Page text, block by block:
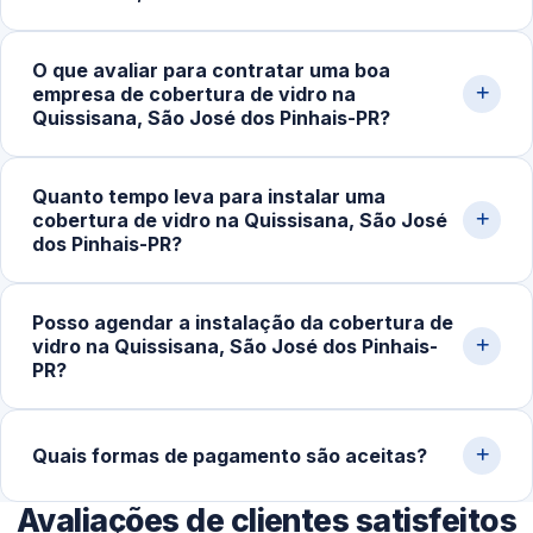
e o acompanhamento do projeto.
equipamentos apropriados para medição, ajuste e
fixação das peças, garantindo maior precisão, segurança
O que avaliar para contratar uma boa
empresa de cobertura de vidro na
Quissisana, São José dos Pinhais-PR?
materiais, o portfólio de projetos realizados e a
reputação do serviço. Solicite um orçamento claro, com
Quanto tempo leva para instalar uma
cobertura de vidro na Quissisana, São José
dos Pinhais-PR?
a 6 horas. Estruturas maiores ou mais complexas podem
exigir um ou mais dias de trabalho para garantir
Posso agendar a instalação da cobertura de
vidro na Quissisana, São José dos Pinhais-
PR?
agendamentos para projetos planejados, permitindo a
Quais formas de pagamento são aceitas?
Aceitamos Pix, dinheiro, cartões de crédito e débito,
Avaliações de clientes satisfeitos